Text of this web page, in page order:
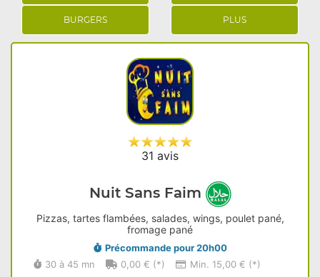
BURGERS PLUS
31 avis
Nuit Sans Faim
Pizzas, tartes flambées, salades, wings, poulet pané,
fromage pané
Précommande pour 20h00
30 à 45 mn
0,00 € (*) Min. 15,00 € (*)